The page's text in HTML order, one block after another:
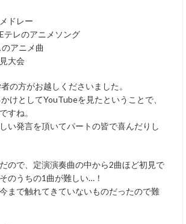
ドレー
テレのアニメソング
アニメ曲
大会
の方がお越しくださいました。
けとしてYouTubeを見たということで、
すね。
い発言を頂いてパートの皆で喜んだりし
ので、定演演奏曲の中から2曲ほど初見で
のうちの1曲が難しい…！
まで触れてきていないものだったので難